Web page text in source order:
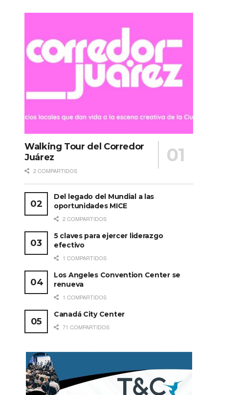
Walking Tour del Corredor
Juárez
2 COMPARTIDOS
Del legado del Mundial a las
oportunidades MICE
2 COMPARTIDOS
5 claves para ejercer liderazgo
efectivo
1 COMPARTIDOS
Los Angeles Convention Center se
renueva
1 COMPARTIDOS
Canadá City Center
71 COMPARTIDOS